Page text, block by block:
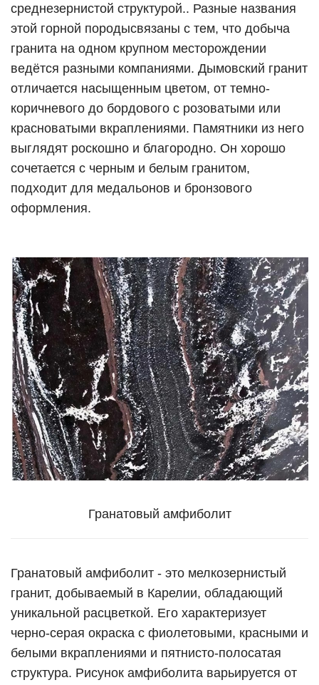
среднезернистой структурой.. Разные названия
этой горной породысвязаны с тем, что добыча
гранита на одном крупном месторождении
ведётся разными компаниями. Дымовский гранит
отличается насыщенным цветом, от темно-
коричневого до бордового с розоватыми или
красноватыми вкраплениями. Памятники из него
выглядят роскошно и благородно. Он хорошо
сочетается с черным и белым гранитом,
подходит для медальонов и бронзового
оформления.
Гранатовый амфиболит
Гранатовый амфиболит - это мелкозернистый
гранит, добываемый в Карелии, обладающий
уникальной расцветкой. Его характеризует
черно-серая окраска с фиолетовыми, красными и
белыми вкраплениями и пятнисто-полосатая
структура. Рисунок амфиболита варьируется от